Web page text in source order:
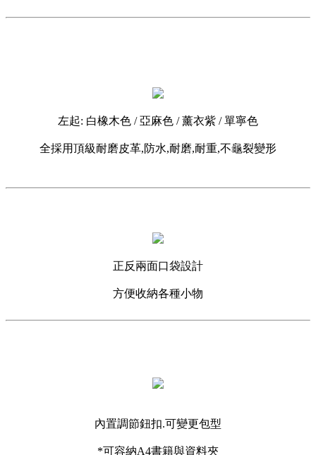
左起: 白橡木色 / 亞麻色 / 薰衣紫 / 單寧色
全採用頂級耐磨皮革,防水,耐磨,耐重,不龜裂變形
正反兩面口袋設計
方便收納各種小物
內置調節鈕扣.可變更包型
*可容納A4書籍與資料夾